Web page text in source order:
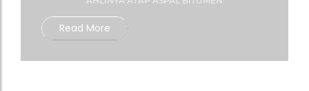
Read More